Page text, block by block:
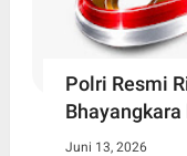
Polri Resmi
Bhayangkara
Juni 13, 2026